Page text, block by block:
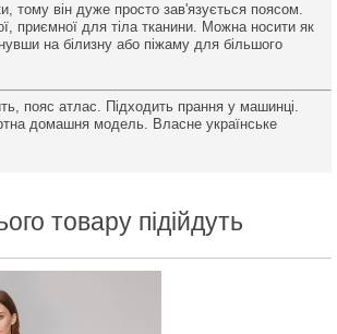
тому він дуже просто зав'язується поясом.
приємної для тіла тканини. Можна носити як
на білизну або піжаму для більшого
пояс атлас. Підходить прання у машинці.
домашня модель. Власне українське
товару підійдуть